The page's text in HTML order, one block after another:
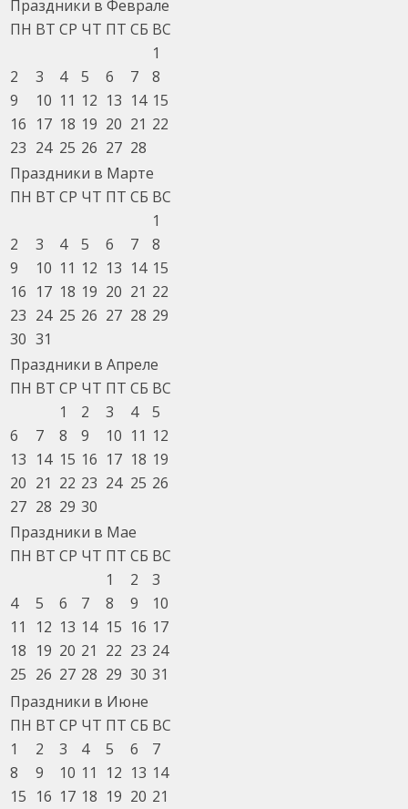
Праздники в Феврале
ПН ВТ СР ЧТ ПТ СБ ВС
1
2
3 4 5 6 7
8
9
10 11 12 13 14 15
16 17 18 19 20 21 22
23 24 25 26 27 28
Праздники в Марте
ПН ВТ СР ЧТ ПТ СБ ВС
1
2
3 4 5 6 7
8
9
10 11 12 13 14 15
16 17 18 19 20 21 22
23 24 25 26 27 28 29
30 31
Праздники в Апреле
ПН ВТ СР ЧТ ПТ СБ ВС
1
2 3 4
5
6
7 8 9 10 11 12
13 14 15 16 17 18 19
20 21 22 23 24 25 26
27 28 29 30
Праздники в Мае
ПН ВТ СР ЧТ ПТ СБ ВС
1
2
3
4
5 6 7 8 9
10
11
12 13 14 15 16 17
18 19 20 21 22 23 24
25 26 27 28 29 30 31
Праздники в Июне
ПН ВТ СР ЧТ ПТ СБ ВС
1
2 3 4 5 6
7
8
9 10 11 12 13 14
15 16 17 18 19 20 21